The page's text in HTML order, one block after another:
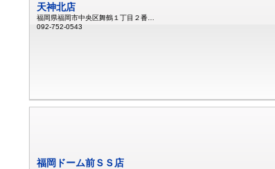
天神北店
092-752-0543
福岡ドーム前ＳＳ店